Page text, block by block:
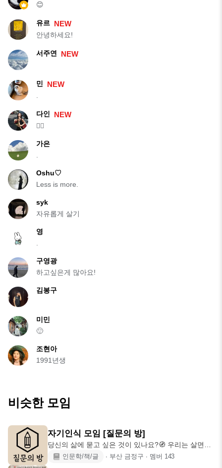
😊
유르 NEW
안녕하세요!
서주연 NEW
민 NEW
다인 NEW
🙋‍♀️
가은
Oshu♡
Less is more.
syk
자유롭게 살기
영
구영광
하고싶은게 많아요!
김봉구
미민
🙂
조현아
1991년생
비슷한 모임
자기인식 모임 [질문의 방]
당신의 삶에 묻고 싶은 것이 있나요?🧭 우리는 살면서
참 많은 질문을
인문학/책/글 ∙ 부산 금정구 ∙ 멤버 143